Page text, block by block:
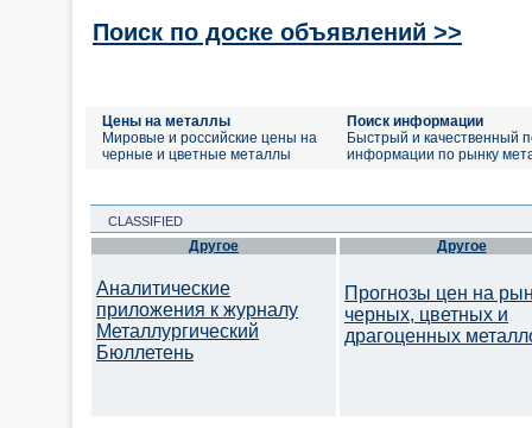
Поиск по доске объявлений >>
Цены на металлы
Мировые и российские цены на
черные и цветные металлы
Поиск информации
Быстрый и качественный
информации по рынку
CLASSIFIED
Другое
Аналитические
приложения к журналу
Металлургический
Бюллетень
Другое
Прогнозы цен на
черных, цветных и
драгоценных